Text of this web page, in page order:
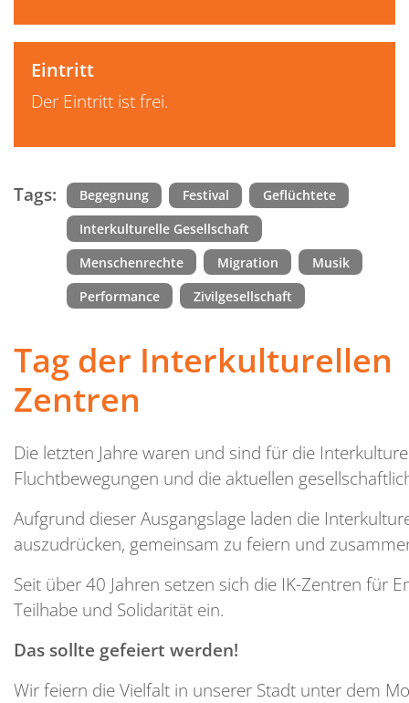
Eintritt
Der Eintritt ist frei.
Tags: Begegnung Festival
Geflüchtete
Interkulturelle Gesellschaft
Menschenrechte
Migration
Musik
Performance
Zivilgesellschaft
Tag der Interkulturellen
Zentren
Die letzten Jahre waren und sind für die
Fluchtbewegungen und die aktuellen
Aufgrund dieser Ausgangslage laden die
auszudrücken, gemeinsam zu feiern und
Seit über 40 Jahren setzen sich die IK-Zentren für
Teilhabe und Solidarität ein.
Das sollte gefeiert werden!
Wir feiern die Vielfalt in unserer Stadt unter dem